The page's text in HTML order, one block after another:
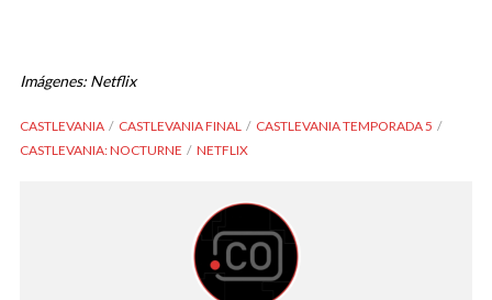
Imágenes: Netflix
CASTLEVANIA CASTLEVANIA FINAL
CASTLEVANIA TEMPORADA 5
CASTLEVANIA: NOCTURNE
NETFLIX